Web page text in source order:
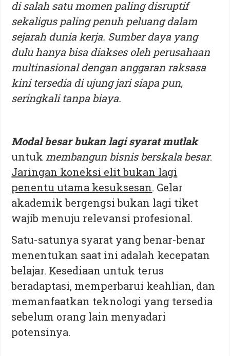
di salah satu momen paling disruptif
sekaligus paling penuh peluang dalam
sejarah dunia kerja. Sumber daya yang
dulu hanya bisa diakses oleh perusahaan
multinasional dengan anggaran raksasa
kini tersedia di ujung jari siapa pun,
seringkali tanpa biaya.
Modal besar bukan lagi syarat mutlak
untuk membangun bisnis berskala besar.
Jaringan koneksi elit bukan lagi
penentu utama kesuksesan. Gelar
akademik bergengsi bukan lagi tiket
wajib menuju relevansi profesional.
Satu-satunya syarat yang benar-benar
menentukan saat ini adalah kecepatan
belajar. Kesediaan untuk terus
beradaptasi, memperbarui keahlian, dan
memanfaatkan teknologi yang tersedia
sebelum orang lain menyadari
potensinya.